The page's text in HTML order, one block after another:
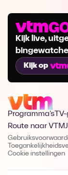
Kijk live,
Kijk op
Programma's
Route naar VTM
Cookie instellingen